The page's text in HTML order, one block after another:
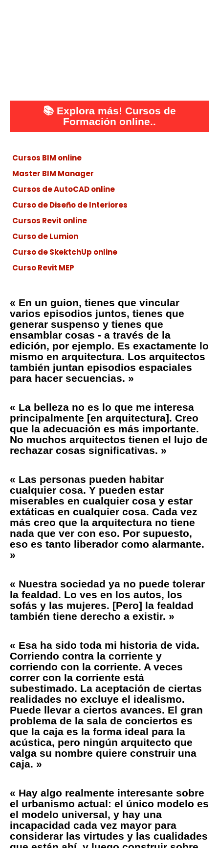
📚 Explora más! Cursos de
Formación online..
Cursos BIM online
Master BIM Manager
Cursos de AutoCAD online
Curso de Diseño de Interiores
Cursos Revit online
Curso de Lumion
Curso de SkektchUp online
Curso Revit MEP
« En un guion, tienes que vincular
varios episodios juntos, tienes que
generar suspenso y tienes que
ensamblar cosas - a través de la
edición, por ejemplo. Es exactamente lo
mismo en arquitectura. Los arquitectos
también juntan episodios espaciales
para hacer secuencias. »
« La belleza no es lo que me interesa
principalmente [en arquitectura]. Creo
que la adecuación es más importante.
No muchos arquitectos tienen el lujo de
rechazar cosas significativas. »
« Las personas pueden habitar
cualquier cosa. Y pueden estar
miserables en cualquier cosa y estar
extáticas en cualquier cosa. Cada vez
más creo que la arquitectura no tiene
nada que ver con eso. Por supuesto,
eso es tanto liberador como alarmante.
»
« Nuestra sociedad ya no puede tolerar
la fealdad. Lo ves en los autos, los
sofás y las mujeres. [Pero] la fealdad
también tiene derecho a existir. »
« Esa ha sido toda mi historia de vida.
Corriendo contra la corriente y
corriendo con la corriente. A veces
correr con la corriente está
subestimado. La aceptación de ciertas
realidades no excluye el idealismo.
Puede llevar a ciertos avances. El gran
problema de la sala de conciertos es
que la caja es la forma ideal para la
acústica, pero ningún arquitecto que
valga su nombre quiere construir una
caja. »
« Hay algo realmente interesante sobre
el urbanismo actual: el único modelo es
el modelo universal, y hay una
incapacidad cada vez mayor para
considerar las virtudes y las cualidades